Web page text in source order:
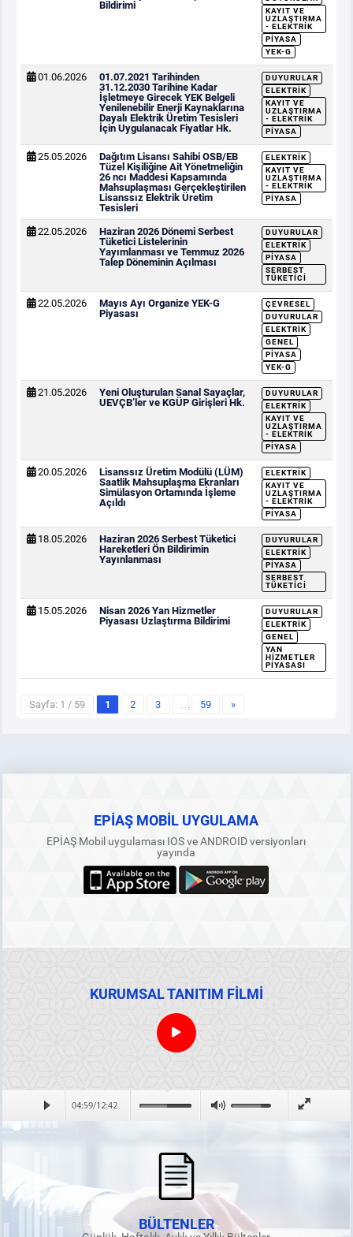
Bildirimi
KAYIT VE
UZLAŞTIRMA
- ELEKTRIK
PIYASA
YEK-G
01.06.2026
01.07.2021 Tarihinden
31.12.2030 Tarihine Kadar
İşletmeye Girecek YEK Belgeli
Yenilenebilir Enerji Kaynaklarına
Dayalı Elektrik Üretim Tesisleri
İçin Uygulanacak Fiyatlar Hk.
DUYURULAR
ELEKTRIK
KAYIT VE
UZLAŞTIRMA
- ELEKTRIK
PIYASA
25.05.2026
Dağıtım Lisansı Sahibi OSB/EB
Tüzel Kişiliğine Ait Yönetmeliğin
26 ncı Maddesi Kapsamında
Mahsuplaşması Gerçekleştirilen
Lisanssız Elektrik Üretim
Tesisleri
ELEKTRIK
KAYIT VE
UZLAŞTIRMA
- ELEKTRIK
PIYASA
22.05.2026
Haziran 2026 Dönemi Serbest
Tüketici Listelerinin
Yayımlanması ve Temmuz 2026
Talep Döneminin Açılması
DUYURULAR
ELEKTRIK
PIYASA
SERBEST
TÜKETICI
22.05.2026
Mayıs Ayı Organize YEK-G
Piyasası
ÇEVRESEL
DUYURULAR
ELEKTRIK
GENEL
PIYASA
YEK-G
21.05.2026
Yeni Oluşturulan Sanal Sayaçlar,
UEVÇB’ler ve KGÜP Girişleri Hk.
DUYURULAR
ELEKTRIK
KAYIT VE
UZLAŞTIRMA
- ELEKTRIK
PIYASA
20.05.2026
Lisanssız Üretim Modülü (LÜM)
Saatlik Mahsuplaşma Ekranları
Simülasyon Ortamında İşleme
Açıldı
ELEKTRIK
KAYIT VE
UZLAŞTIRMA
- ELEKTRIK
PIYASA
18.05.2026
Haziran 2026 Serbest Tüketici
Hareketleri Ön Bildirimin
Yayınlanması
DUYURULAR
ELEKTRIK
PIYASA
SERBEST
TÜKETICI
15.05.2026
Nisan 2026 Yan Hizmetler
Piyasası Uzlaştırma Bildirimi
DUYURULAR
ELEKTRIK
GENEL
YAN
HIZMETLER
PIYASASI
Sayfa: 1 / 59 1 2 3 … 59 »
EPİAŞ MOBİL UYGULAMA
EPİAŞ Mobil uygulaması IOS ve ANDROID versiyonları
yayında
KURUMSAL TANITIM FİLMİ
BÜLTENLER